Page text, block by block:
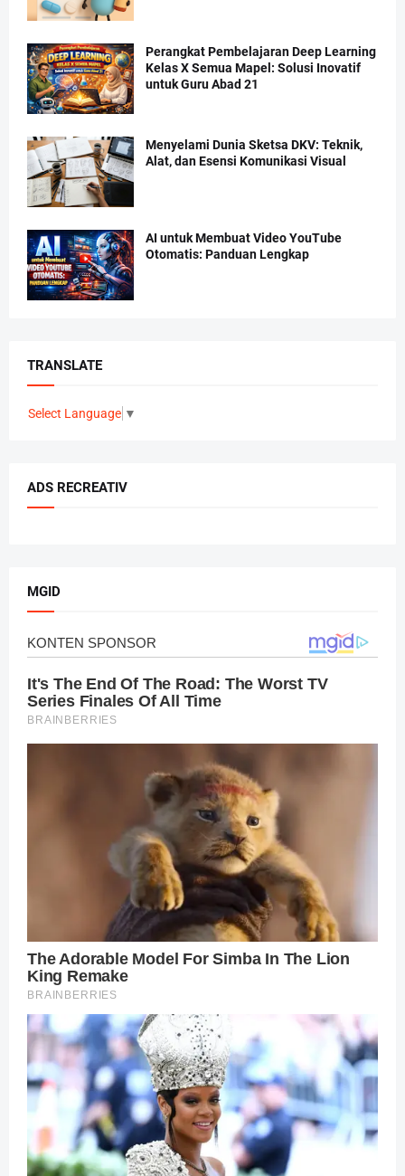
Perangkat Pembelajaran Deep Learning
Kelas X Semua Mapel: Solusi Inovatif
untuk Guru Abad 21
Menyelami Dunia Sketsa DKV: Teknik,
Alat, dan Esensi Komunikasi Visual
AI untuk Membuat Video YouTube
Otomatis: Panduan Lengkap
TRANSLATE
Select Language ▼
ADS RECREATIV
MGID